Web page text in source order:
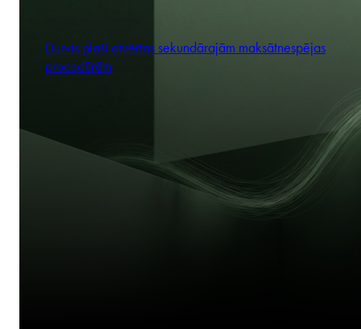
Durvis plaši atvērtas sekundārajām maksātnespējas
procedūrām